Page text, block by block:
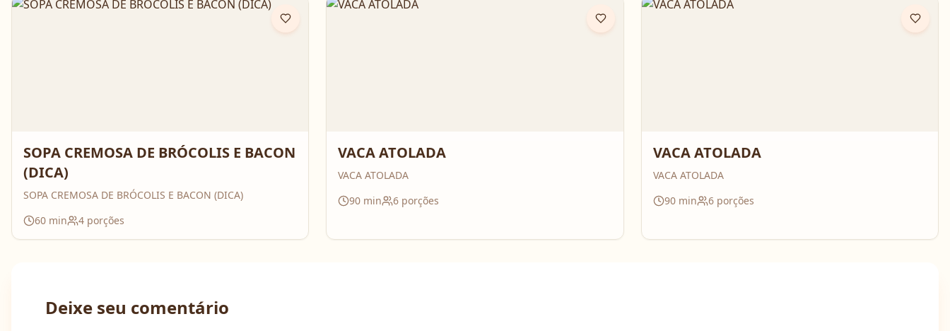
SOPA CREMOSA DE BRÓCOLIS E BACON
(DICA)
SOPA CREMOSA DE BRÓCOLIS E BACON (DICA)
60 min 4 porções
VACA ATOLADA
VACA ATOLADA
90 min 6 porções
VACA ATOLADA
VACA ATOLADA
90min 6porções
Deixe seu comentário